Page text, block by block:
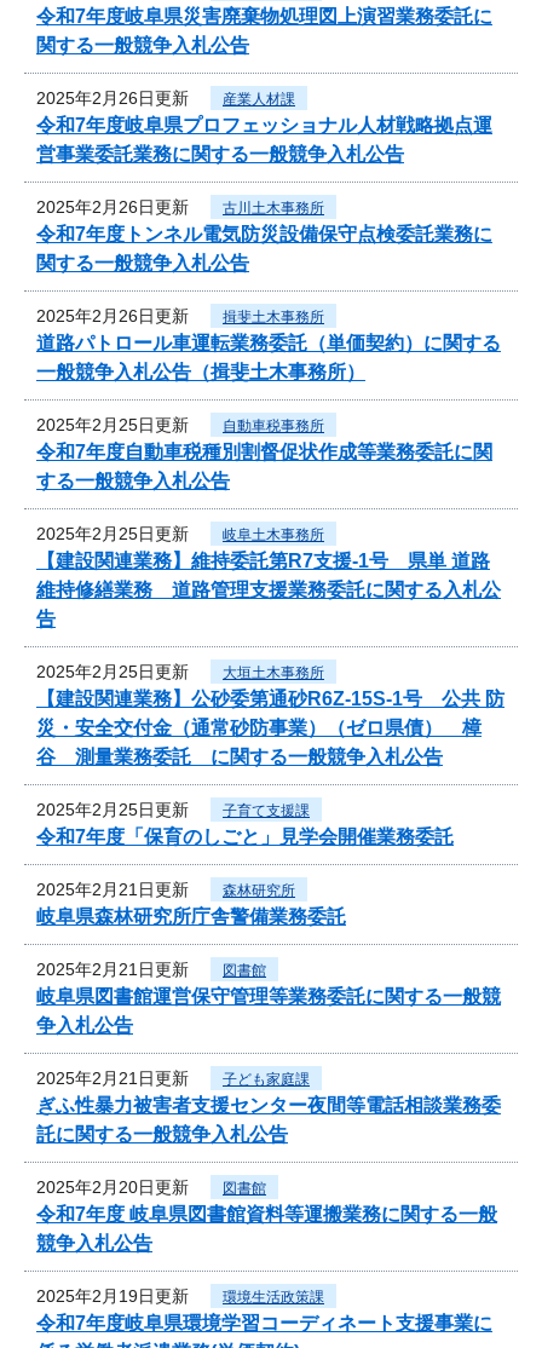
令和7年度岐阜県災害廃棄物処理図上演習業務委託に
関する一般競争入札公告
2025年2月26日更新 産業人材課
令和7年度岐阜県プロフェッショナル人材戦略拠点運
営事業委託業務に関する一般競争入札公告
2025年2月26日更新 古川土木事務所
令和7年度トンネル電気防災設備保守点検委託業務に
関する一般競争入札公告
2025年2月26日更新 揖斐土木事務所
道路パトロール車運転業務委託（単価契約）に関する
一般競争入札公告（揖斐土木事務所）
2025年2月25日更新 自動車税事務所
令和7年度自動車税種別割督促状作成等業務委託に関
する一般競争入札公告
2025年2月25日更新 岐阜土木事務所
【建設関連業務】維持委託第R7支援-1号 県単 道路
維持修繕業務 道路管理支援業務委託に関する入札公
告
2025年2月25日更新 大垣土木事務所
【建設関連業務】公砂委第通砂R6Z-15S-1号 公共 防
災・安全交付金（通常砂防事業）（ゼロ県債） 樟
谷 測量業務委託 に関する一般競争入札公告
2025年2月25日更新 子育て支援課
令和7年度「保育のしごと」見学会開催業務委託
2025年2月21日更新 森林研究所
岐阜県森林研究所庁舎警備業務委託
2025年2月21日更新 図書館
岐阜県図書館運営保守管理等業務委託に関する一般競
争入札公告
2025年2月21日更新 子ども家庭課
ぎふ性暴力被害者支援センター夜間等電話相談業務委
託に関する一般競争入札公告
2025年2月20日更新 図書館
令和7年度 岐阜県図書館資料等運搬業務に関する一般
競争入札公告
2025年2月19日更新 環境生活政策課
令和7年度岐阜県環境学習コーディネート支援事業に